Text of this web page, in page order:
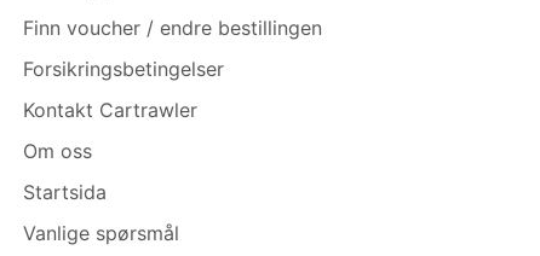
Finn voucher / endre bestillingen
Forsikringsbetingelser
Kontakt Cartrawler
Om oss
Startsida
Vanlige spørsmål